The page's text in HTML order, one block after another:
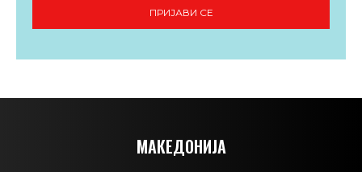
ПРИЈАВИ СЕ
МАКЕДОНИЈА